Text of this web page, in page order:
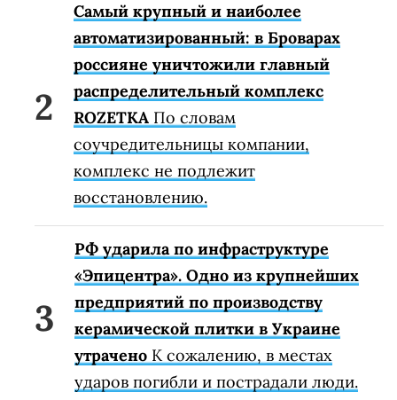
Самый крупный и наиболее
автоматизированный: в Броварах
россияне уничтожили главный
распределительный комплекс
ROZETKA По словам
соучредительницы компании,
комплекс не подлежит
восстановлению.
РФ ударила по инфраструктуре
«Эпицентра». Одно из крупнейших
предприятий по производству
керамической плитки в Украине
утрачено К сожалению, в местах
ударов погибли и пострадали люди.